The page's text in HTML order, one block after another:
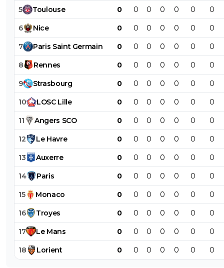
Chez les sardines, ça ne passera pas l'hiver, formule
1+ Répondre
lomu 02 juillet 2026 à 13:32
On ne l'a fait pas à l'envers à Rachid, on lui a vendu des
entraineurs progressistes et pourtant les 3 derniers
masculinistes!
Bruno Genesio va devoir faire ses preuves et Rachid va
on peut lui faire confiance!
0 Répondre
5 Toulouse 0 0 0 0 0 0 0
6 Nice 0 0 0 0 0 0 0
7 Paris Saint Germain 0 0 0 0 0 0 0
8 Rennes 0 0 0 0 0 0 0
9 Strasbourg 0 0 0 0 0 0 0
10 LOSC Lille 0 0 0 0 0 0 0
11 Angers SCO 0 0 0 0 0 0 0
12 Le Havre 0 0 0 0 0 0 0
13 Auxerre 0 0 0 0 0 0 0
14 Paris 0 0 0 0 0 0 0
15 Monaco 0 0 0 0 0 0 0
16 Troyes 0 0 0 0 0 0 0
17 Le Mans 0 0 0 0 0 0 0
18 Lorient 0 0 0 0 0 0 0